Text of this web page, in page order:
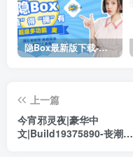
隐Box最新版下载-极致模式
上一篇
今宵邪灵夜|豪华中
文|Build19375890-丧潮追